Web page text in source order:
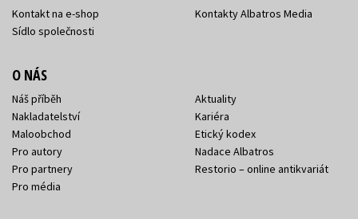
Kontakt na e-shop
Sídlo společnosti
Kontakty Albatros Media
O NÁS
Náš příběh
Nakladatelství
Maloobchod
Pro autory
Pro partnery
Pro média
Aktuality
Kariéra
Etický kodex
Nadace Albatros
Restorio – online antikvariát